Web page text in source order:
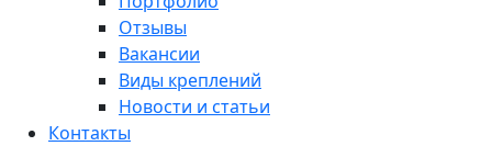
Отзывы
Вакансии
Виды креплений
Новости и статьи
Контакты